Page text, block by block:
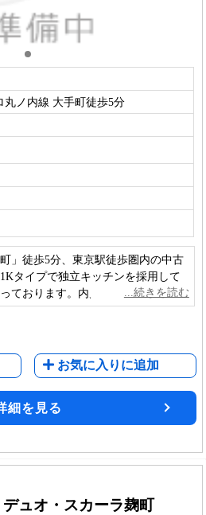
丸ノ内線 大手町徒歩5分
」徒歩5分、東京駅徒歩圏内の中古
タイプで独立キッチンを採用して
ております。内見も可能ですので
。
お気に入りに追加
細を見る
ュオ・スカーラ麹町